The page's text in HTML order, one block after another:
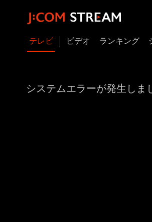
テレビ ビデオ ランキング
システムエラーが発生しま